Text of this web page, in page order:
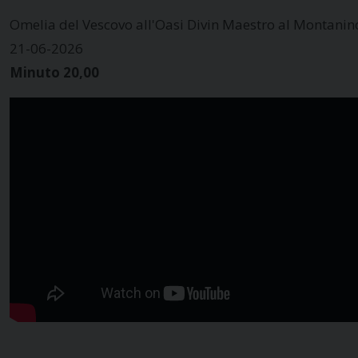
Omelia del Vescovo all'Oasi Divin Maestro al
21-06-2026
Minuto 20,00